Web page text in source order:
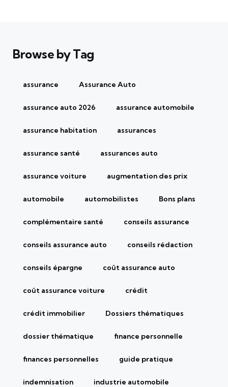
Browse by Tag
assurance Assurance Auto
assurance auto 2026 assurance automobile
assurance habitation assurances
assurance santé assurances auto
assurance voiture augmentation des prix
automobile automobilistes Bons plans
complémentaire santé conseils assurance
conseils assurance auto conseils rédaction
conseils épargne coût assurance auto
coût assurance voiture crédit
crédit immobilier Dossiers thématiques
dossier thématique finance personnelle
finances personnelles guide pratique
indemnisation industrie automobile